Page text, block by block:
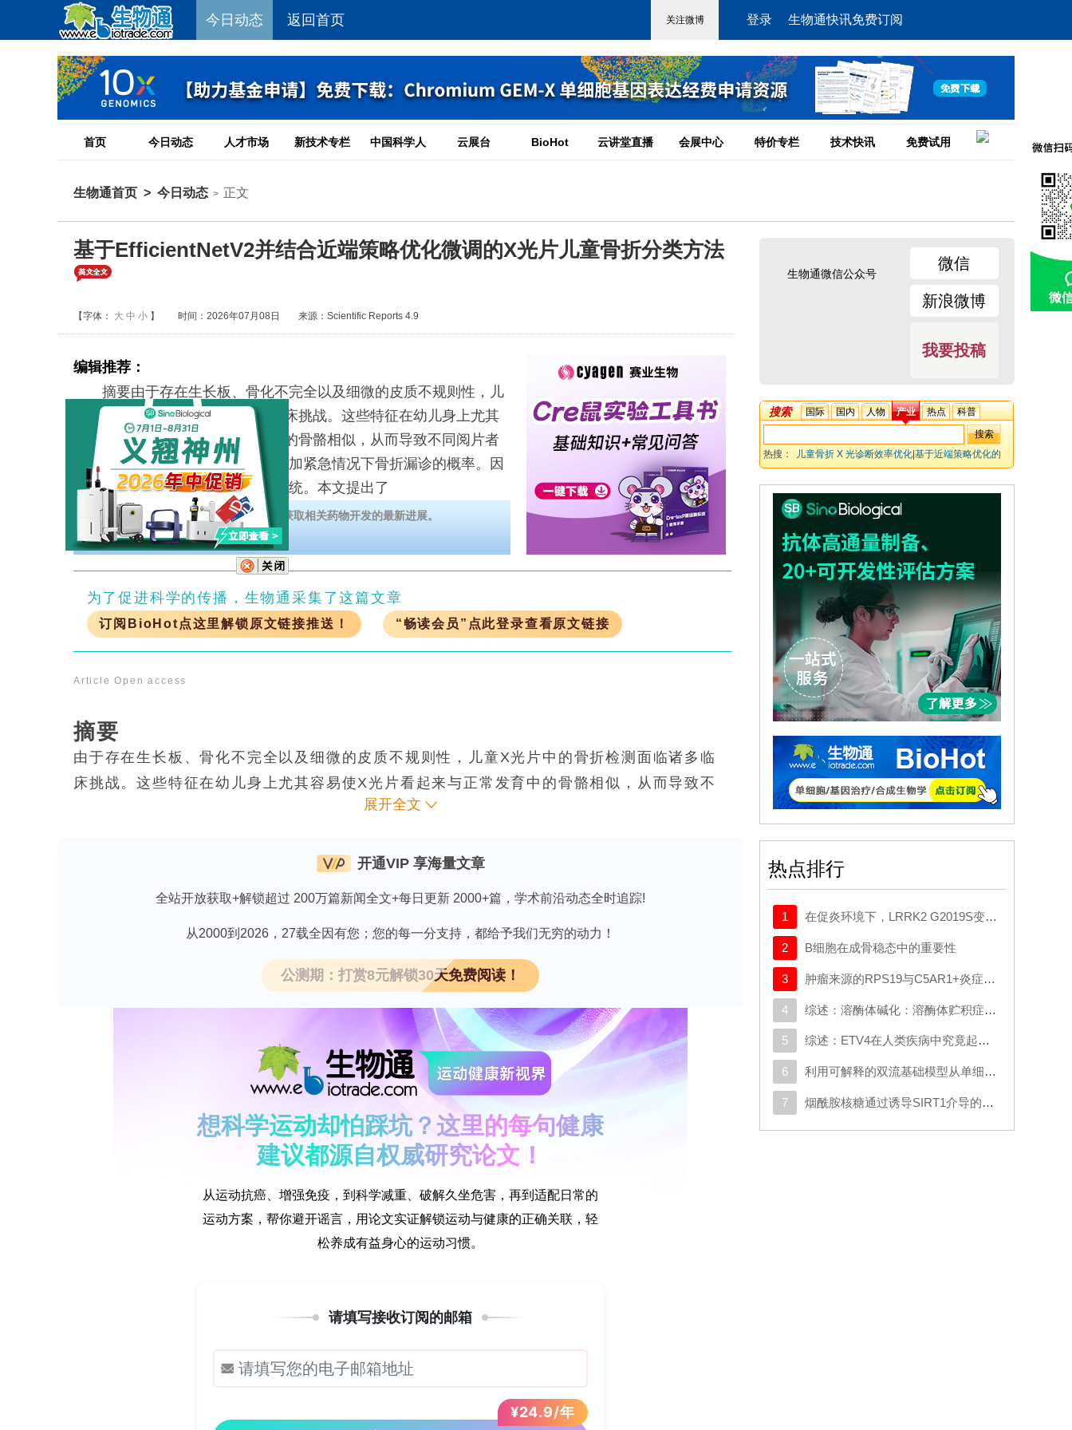
今日动态 返回首页 登录 生物通快讯免费订阅
首页 今日动态 人才市场 新技术专栏 中国科学人 云展台 BioHot 云讲堂直播 会展中心 特价专栏 技术快讯 免费试用
生物通首页 > 今日动态 > 正文
基于EfficientNetV2并结合近端策略优化微调的X光片儿童骨折分类方法
【字体： 大 中 小 】 时间：2026年07月08日 来源：Scientific Reports 4.9
编辑推荐：
摘要由于存在生长板、骨化不完全以及细微的皮质不规则性，儿
童X光片中的骨折检测面临诸多临床挑战。这些特征在幼儿身上尤其
容易使X光片看起来与正常发育中的骨骼相似，从而导致不同阅片者
之间的诊断结果存在差异，进而增加紧急情况下骨折漏诊的概率。因
此，亟需可靠的自动化决策支持系统。本文提出了
下载【肥胖症和糖尿病明星治疗靶点】，获取相关药物开发的最新进展。
为了促进科学的传播，生物通采集了这篇文章
订阅BioHot点这里解锁原文链接推送！ “畅读会员”点此登录查看原文链接
Article Open access
摘要
由于存在生长板、骨化不完全以及细微的皮质不规则性，儿童X光片中的骨折检测面临诸多临
床挑战。这些特征在幼儿身上尤其容易使X光片看起来与正常发育中的骨骼相似，从而导致不
同阅片者之间的诊断结果存在差异，进而增加紧急情况下骨折漏诊的概率。因此，亟需可靠的
EfficientNetV2-Small作为视觉特征提取模块，再结合基于近端策略优化算法的演员-评论家式
数进行有监督训练，以此确定骨折与正常骨骼之间的清晰分类边界；在第二阶段，PPO算法通
过一种考虑置信度的非对称奖励函数来优化诊断策略，对于高置信度下的错误分类会施加更严
厉的惩罚，从而有效避免因过度自信而导致的骨折漏诊。该框架在约旦阿卜杜拉国王大学的儿
童骨折X光数据集上进行了开发和测试，该数据集包含1221张来自实际临床环境的X光片，涵
盖了四肢骨骼的多个部位，且均由经过认证的儿科放射科医生进行标注。此外，还采用了对比
度限制自适应直方图均衡化技术作为预处理步骤，以提高骨骼的局部对比度，便于识别细微的
骨折特征。实验结果表明，所提出的模型的测试准确率为91.86%，AUC值为95.90%，灵敏度
为98.38%，其性能优于其他对比的CNN模型，包括MobileNetV2、ResNet50、Xception、
DenseNet121以及基础版的EfficientNetV2-Small。目前该框架仍属于研究原型，在投入临
床应用之前还需要进行多中心验证。
了解SCB开发的高活性激酶等酶蛋白、Tau等信号转导相关蛋白，立即下载产品全目录 >>>
打赏
展开全文
开通VIP 享海量文章
全站开放获取+解锁超过 200万篇新闻全文+每日更新 2000+篇，学术前沿动态全时追踪!
从2000到2026，27载全因有您；您的每一分支持，都给予我们无穷的动力！
公测期：打赏8元解锁30天免费阅读！
生物通微信公众号
微信
新浪微博
我要投稿
搜索 国际 国内 人物 产业 热点 科普
热搜： 儿童骨折 X 光诊断效率优化 基于近端策略优化的
降低|辐射医学研究进展
热点排行
1 在促炎环境下，LRRK2 G2019S变异体与帕金森病患者髓系细胞中的转录变化相关
2 B细胞在成骨稳态中的重要性
3 肿瘤来源的RPS19与C5AR1+炎症巨噬细胞相互作用，促使星形胶质细胞重编程并推动胶质母细胞瘤的进展
4 综述：溶酶体碱化：溶酶体贮积症与典型神经退行性疾病中的共同机制
5 综述：ETV4在人类疾病中究竟起什么作用：新的功能、机制及治疗前景
6 利用可解释的双流基础模型从单细胞数据中揭示生物学奥秘
7 烟酰胺核糖通过诱导SIRT1介导的SMAD7去乙酰化以及激活TGF-β/SMAD2/3信号通路，促进人类脂肪干细胞的成软骨分化